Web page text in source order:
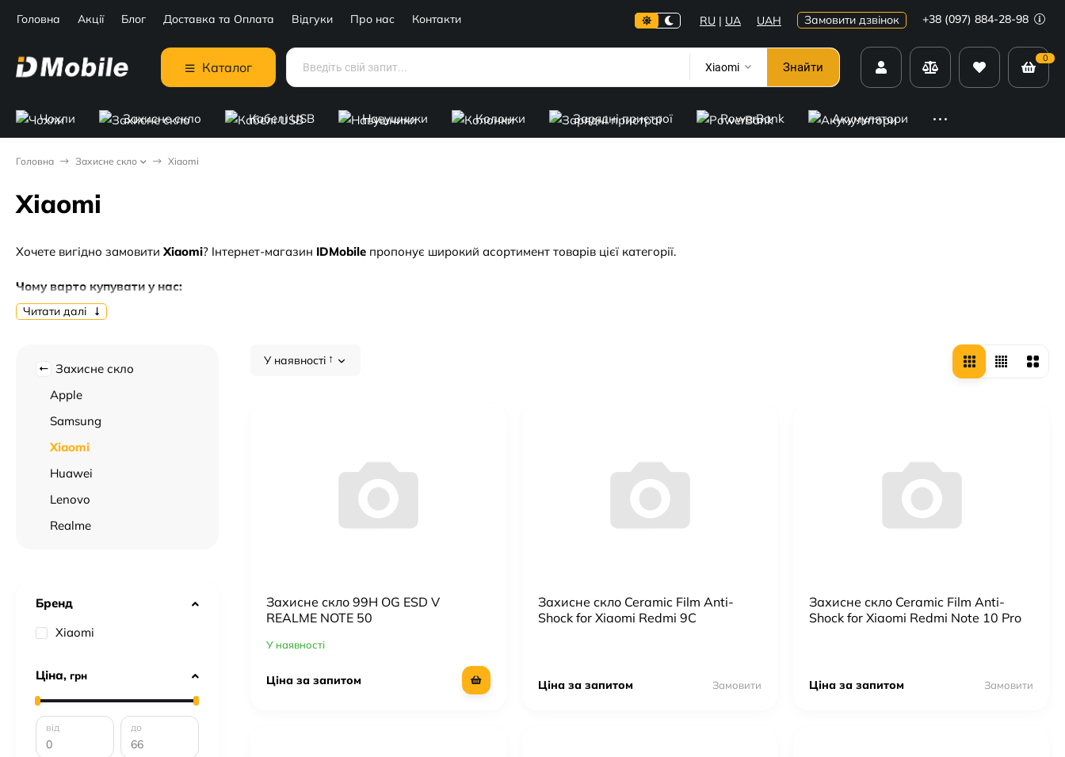
Головна Акції Блог Доставка та Оплата Відгуки Про нас Контакти RU | UA UAH Замовити дзвінок +38 (097) 884-28-98
Каталог Xiaomi Знайти
0
Чохли Захисне скло Кабелі USB Навушники Колонки Зарядні пристрої PowerBank Акумулятори
Головна Захисне скло Xiaomi
Xiaomi
Хочете вигідно замовити Xiaomi? Інтернет-магазин IDMobile пропонує широкий асортимент товарів цієї категорії.
Чому варто купувати у нас:
🔥 Актуальні ціни від
🚚 Оперативна доставка по всій території України.
Обирайте найкраще оптом — замовляйте
Читати далі
У наявності
Захисне скло 99H OG ESD V
REALME NOTE 50
У наявності
Ціна за запитом
Захисне скло Ceramic Film Anti-
Shock for Xiaomi Redmi 9C
Ціна за запитом Замовити
Захисне скло Ceramic Film Anti-
Shock for Xiaomi Redmi Note 10 Pro
Ціна за запитом Замовити
Захисне скло
Apple
Samsung
Xiaomi
Huawei
Lenovo
Realme
Бренд
Xiaomi
Ціна, грн
від до